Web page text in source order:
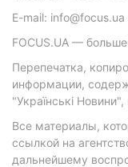
E-mail: info@focus.ua
FOCUS.UA —
Перепечатка,
информации,
"Українські
Все материалы,
ссылкой на
дальнейшему